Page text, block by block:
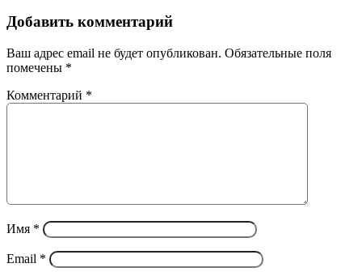
Добавить комментарий
Ваш адрес email не будет опубликован. Обязательные поля
помечены *
Комментарий *
Имя *
Email *